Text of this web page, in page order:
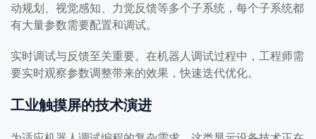
动规划、视觉感知、力觉反馈等多个子系统，每个子系统都
有大量参数需要配置和调试。
实时调试与反馈至关重要。在机器人调试过程中，工程师需
要实时观察参数调整带来的效果，快速迭代优化。
工业触摸屏的技术演进